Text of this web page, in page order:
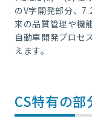
のV字開発部分、
来の品質管理や機
自動車開発プロセ
えます。
CS特有の部